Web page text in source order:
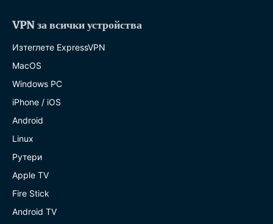
VPN за всички устройства
Изтеглете ExpressVPN
MacOS
Windows PC
iPhone / iOS
Android
Linux
Рутери
Apple TV
Fire Stick
Android TV